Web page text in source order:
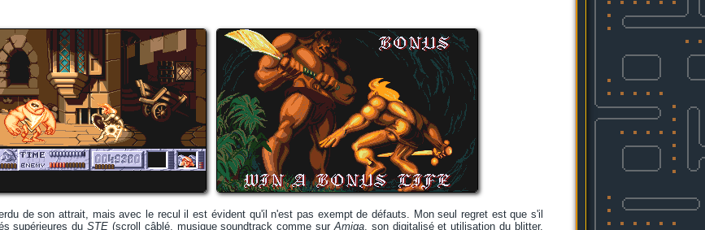
de son attrait, mais avec le recul il est évident qu'il n'est pas exempt de défauts. Mon seul regret est que s'il
supérieures duSTE (scroll câblé, musique soundtrack comme surAmiga, son digitalisé et utilisation du blitter,